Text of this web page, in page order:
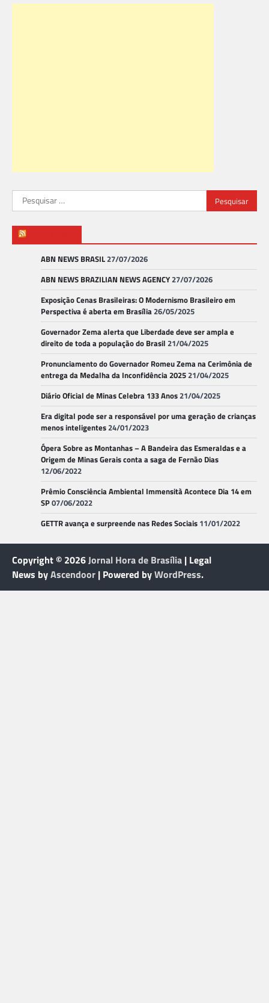
Pesquisar
por:
ABN NEWS BRASIL27/07/2026
ABN NEWS BRAZILIAN NEWS AGENCY27/07/2026
Exposição Cenas Brasileiras: O Modernismo Brasileiro em
Perspectiva é aberta em Brasília26/05/2025
Governador Zema alerta que Liberdade deve ser ampla e
direito de toda a população do Brasil 21/04/2025
Pronunciamento do Governador Romeu Zema na Cerimônia de
entrega da Medalha da Inconfidência 202521/04/2025
Diário Oficial de Minas Celebra 133 Anos21/04/2025
Era digital pode ser a responsável por uma geração de crianças
menos inteligentes24/01/2023
Ópera Sobre as Montanhas – A Bandeira das Esmeraldas e a
Origem de Minas Gerais conta a saga de Fernão Dias
12/06/2022
Prêmio Consciência Ambiental Immensità Acontece Dia 14 em
SP07/06/2022
GETTR avança e surpreende nas Redes Sociais 11/01/2022
Copyright © 2026Jornal Hora de Brasília | Legal
News byAscendoor | Powered byWordPress.